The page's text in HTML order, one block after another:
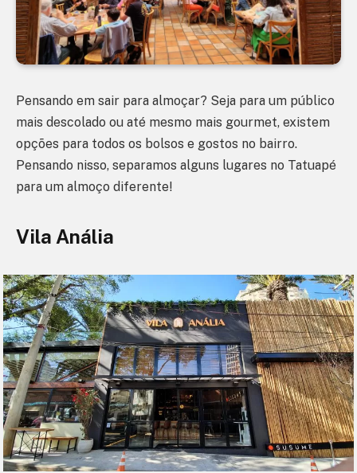
Pensando em sair para almoçar? Seja para um público
mais descolado ou até mesmo mais gourmet, existem
opções para todos os bolsos e gostos no bairro.
Pensando nisso, separamos alguns lugares no Tatuapé
para um almoço diferente!
Vila Anália